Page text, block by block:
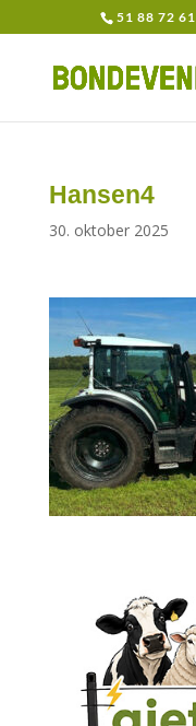
51 88 72 61
Hansen4
30. oktober 2025